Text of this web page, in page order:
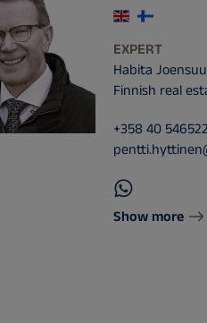
EXPERT
Habita Joensuu
Finnish real
+358 40
Show more